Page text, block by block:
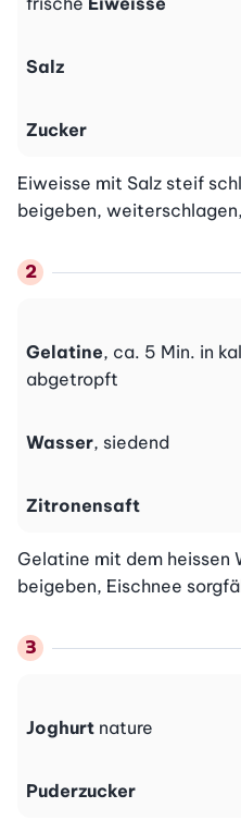
Salz
Zucker
Eiweisse mit Salz steif
beigeben,
Gelatine, ca. 5 Min. in
abgetropft
Wasser, siedend
Zitronensaft
Gelatine mit dem heissen
beigeben, Eischnee
Joghurt nature
Puderzucker